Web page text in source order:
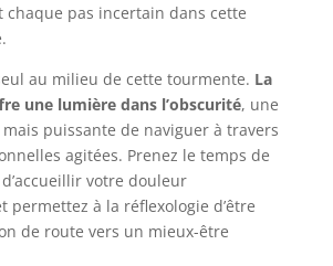
pas incertain dans cette
au milieu de cette tourmente. La
une lumière dans l’obscurité, une
puissante de naviguer à travers
agitées. Prenez le temps de
votre douleur
permettez à la réflexologie d’être
de route vers un mieux-être